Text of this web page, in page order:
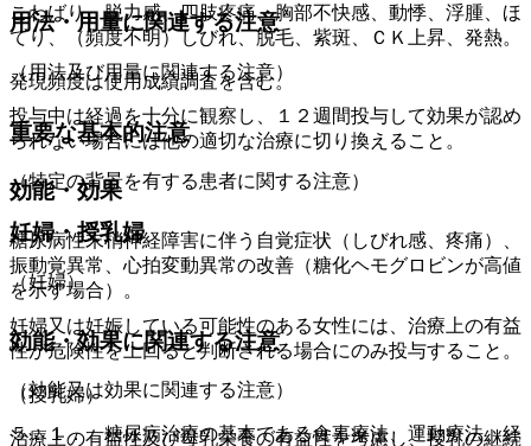
こわばり、脱力感、四肢疼痛、胸部不快感、動悸、浮腫、ほ
てり、（頻度不明）しびれ、脱毛、紫斑、ＣＫ上昇、発熱。
発現頻度は使用成績調査を含む。
重要な基本的注意
（特定の背景を有する患者に関する注意）
妊婦・授乳婦
（妊婦）
妊婦又は妊娠している可能性のある女性には、治療上の有益
性が危険性を上回ると判断される場合にのみ投与すること。
（授乳婦）
治療上の有益性及び母乳栄養の有益性を考慮し、授乳の継続
用法・用量に関連する注意
（用法及び用量に関連する注意）
投与中は経過を十分に観察し、１２週間投与して効果が認め
られない場合には他の適切な治療に切り換えること。
効能・効果
糖尿病性末梢神経障害に伴う自覚症状（しびれ感、疼痛）、
振動覚異常、心拍変動異常の改善（糖化ヘモグロビンが高値
を示す場合）。
効能・効果に関連する注意
（効能又は効果に関連する注意）
５．１． 糖尿病治療の基本である食事療法、運動療法、経